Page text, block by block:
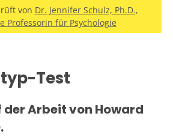
von Dr. Jennifer Schulz, Ph.D.,
Professorin für Psychologie
Test
der Arbeit von Howard